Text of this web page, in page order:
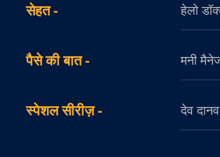
सेहत- हेलो
पैसे की बात- मनी
स्पेशल सीरीज़- देव